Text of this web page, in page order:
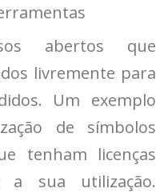
abertos que
livremente para
Um exemplo
de símbolos
tenham licenças
a sua utilização.